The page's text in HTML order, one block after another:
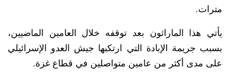
مترات.
يأتي هذا الماراثون بعد توقفه خلال العامين الماضيين،
بسبب جريمة الإبادة التي ارتكبها جيش العدو الإسرائيلي
على مدى أكثر من عامين متواصلين في قطاع غزة.